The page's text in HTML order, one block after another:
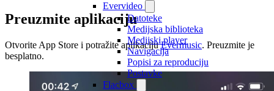
Evervideo
Datoteke
Medijska biblioteka
Medijski player
Navigacija
Popisi za reproduciju
Postavke
Flacbox
Preuzmite aplikaciju
Otvorite App Store i potražite aplikacijuEvermusic. Preuzmite je
besplatno.